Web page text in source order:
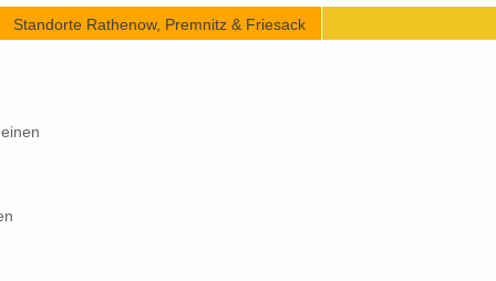
Standorte Rathenow, Premnitz & Friesack